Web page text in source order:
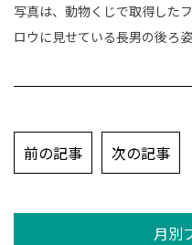
写真は、動物くじで取得した
ロウに見せている長男の後ろ姿
投
稿
ビ
前の記事 次の記事
月別